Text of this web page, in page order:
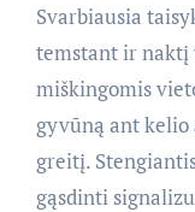
Svarbiausia
temstant ir naktį
miškingomis
gyvūną ant
greitį.
gąsdinti